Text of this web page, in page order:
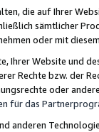
die auf Ihrer
sämtlicher
oder mit
Ihrer Website und
Rechte bzw. der
oder
für das
anderen